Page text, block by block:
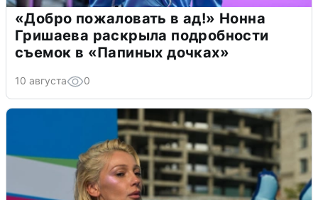
«Добро пожаловать в ад!» Нонна
Гришаева раскрыла подробности
съемок в «Папиных дочках»
10 августа 0